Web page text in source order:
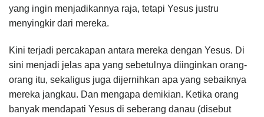
yang ingin menjadikannya raja, tetapi Yesus justru
menyingkir dari mereka.
Kini terjadi percakapan antara mereka dengan Yesus. Di
sini menjadi jelas apa yang sebetulnya diinginkan orang-
orang itu, sekaligus juga dijernihkan apa yang sebaiknya
mereka jangkau. Dan mengapa demikian. Ketika orang
banyak mendapati Yesus di seberang danau (disebut